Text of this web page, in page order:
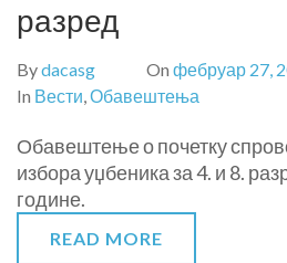
разред
Bydacasg On фебруар 27,
In Вести,Обавештења
Обавештење о почетку
избора уџбеника за 4. и 8.
године.
READ MORE